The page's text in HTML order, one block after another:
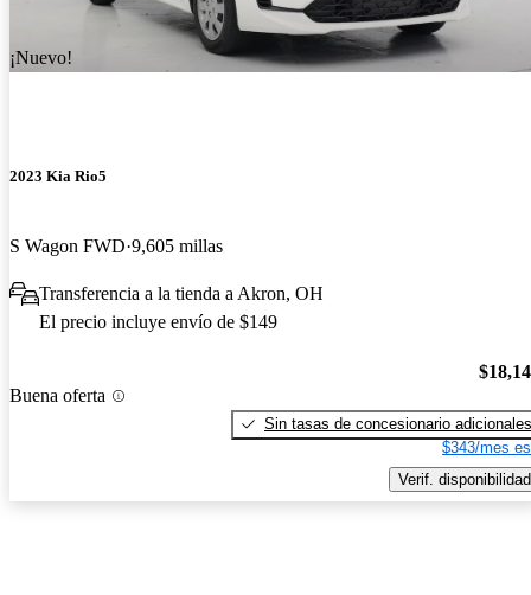
¡Nuevo!
2023 Kia Rio5
S Wagon FWD 9,605 millas
Transferencia a la tienda a Akron, OH
El precio incluye envío de $149
Buena oferta
Sin tasas de concesionario adicionales
$343/mes
Verif. disponibilidad